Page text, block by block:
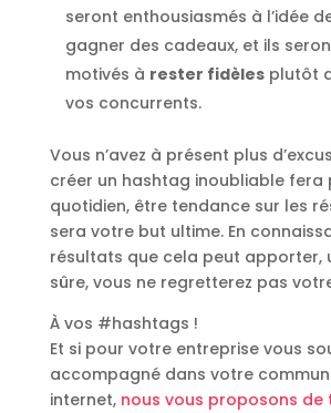
seront enthousiasmés à l’idée
gagner des cadeaux, et ils
motivés à rester fidèlesplutôt
vos concurrents.
Vous n’avez à présent plus
créer un hashtag inoubliable fera
quotidien, être tendance sur les
sera votre but ultime. En
résultats que cela peut apporter,
sûre, vous ne regretterez pas
À vos #hashtags !
Et si pour votre entreprise vous
accompagné dans votre
internet, nous vous proposons